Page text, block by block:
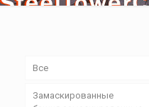
Все
Замаскированные